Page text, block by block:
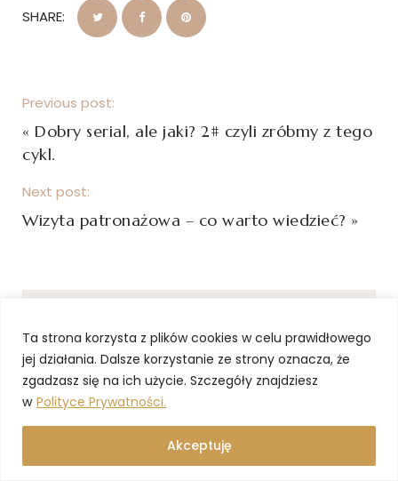
Ta strona korzysta z plików cookies w celu prawidłowego
jej działania. Dalsze korzystanie ze strony oznacza, że
zgadzasz się na ich użycie. Szczegóły znajdziesz
w Polityce Prywatności.
Akceptuję
SHARE:
Previous post:
« Dobry serial, ale jaki? 2# czyli zróbmy z tego
cykl.
Next post:
Wizyta patronażowa – co warto wiedzieć? »
MAGDA M. BLOG 8 lat ago
raz byłam przed urodzeniem Sary. Potem już
zwyczajnie nie miałam jak planować